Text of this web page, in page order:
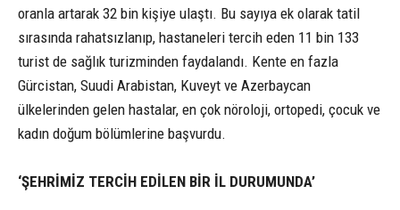
oranla artarak 32 bin kişiye ulaştı. Bu sayıya ek olarak tatil
sırasında rahatsızlanıp, hastaneleri tercih eden 11 bin 133
turist de sağlık turizminden faydalandı. Kente en fazla
Gürcistan, Suudi Arabistan, Kuveyt ve Azerbaycan
ülkelerinden gelen hastalar, en çok nöroloji, ortopedi, çocuk ve
kadın doğum bölümlerine başvurdu.
‘ŞEHRİMİZ TERCİH EDİLEN BİR İL DURUMUNDA’